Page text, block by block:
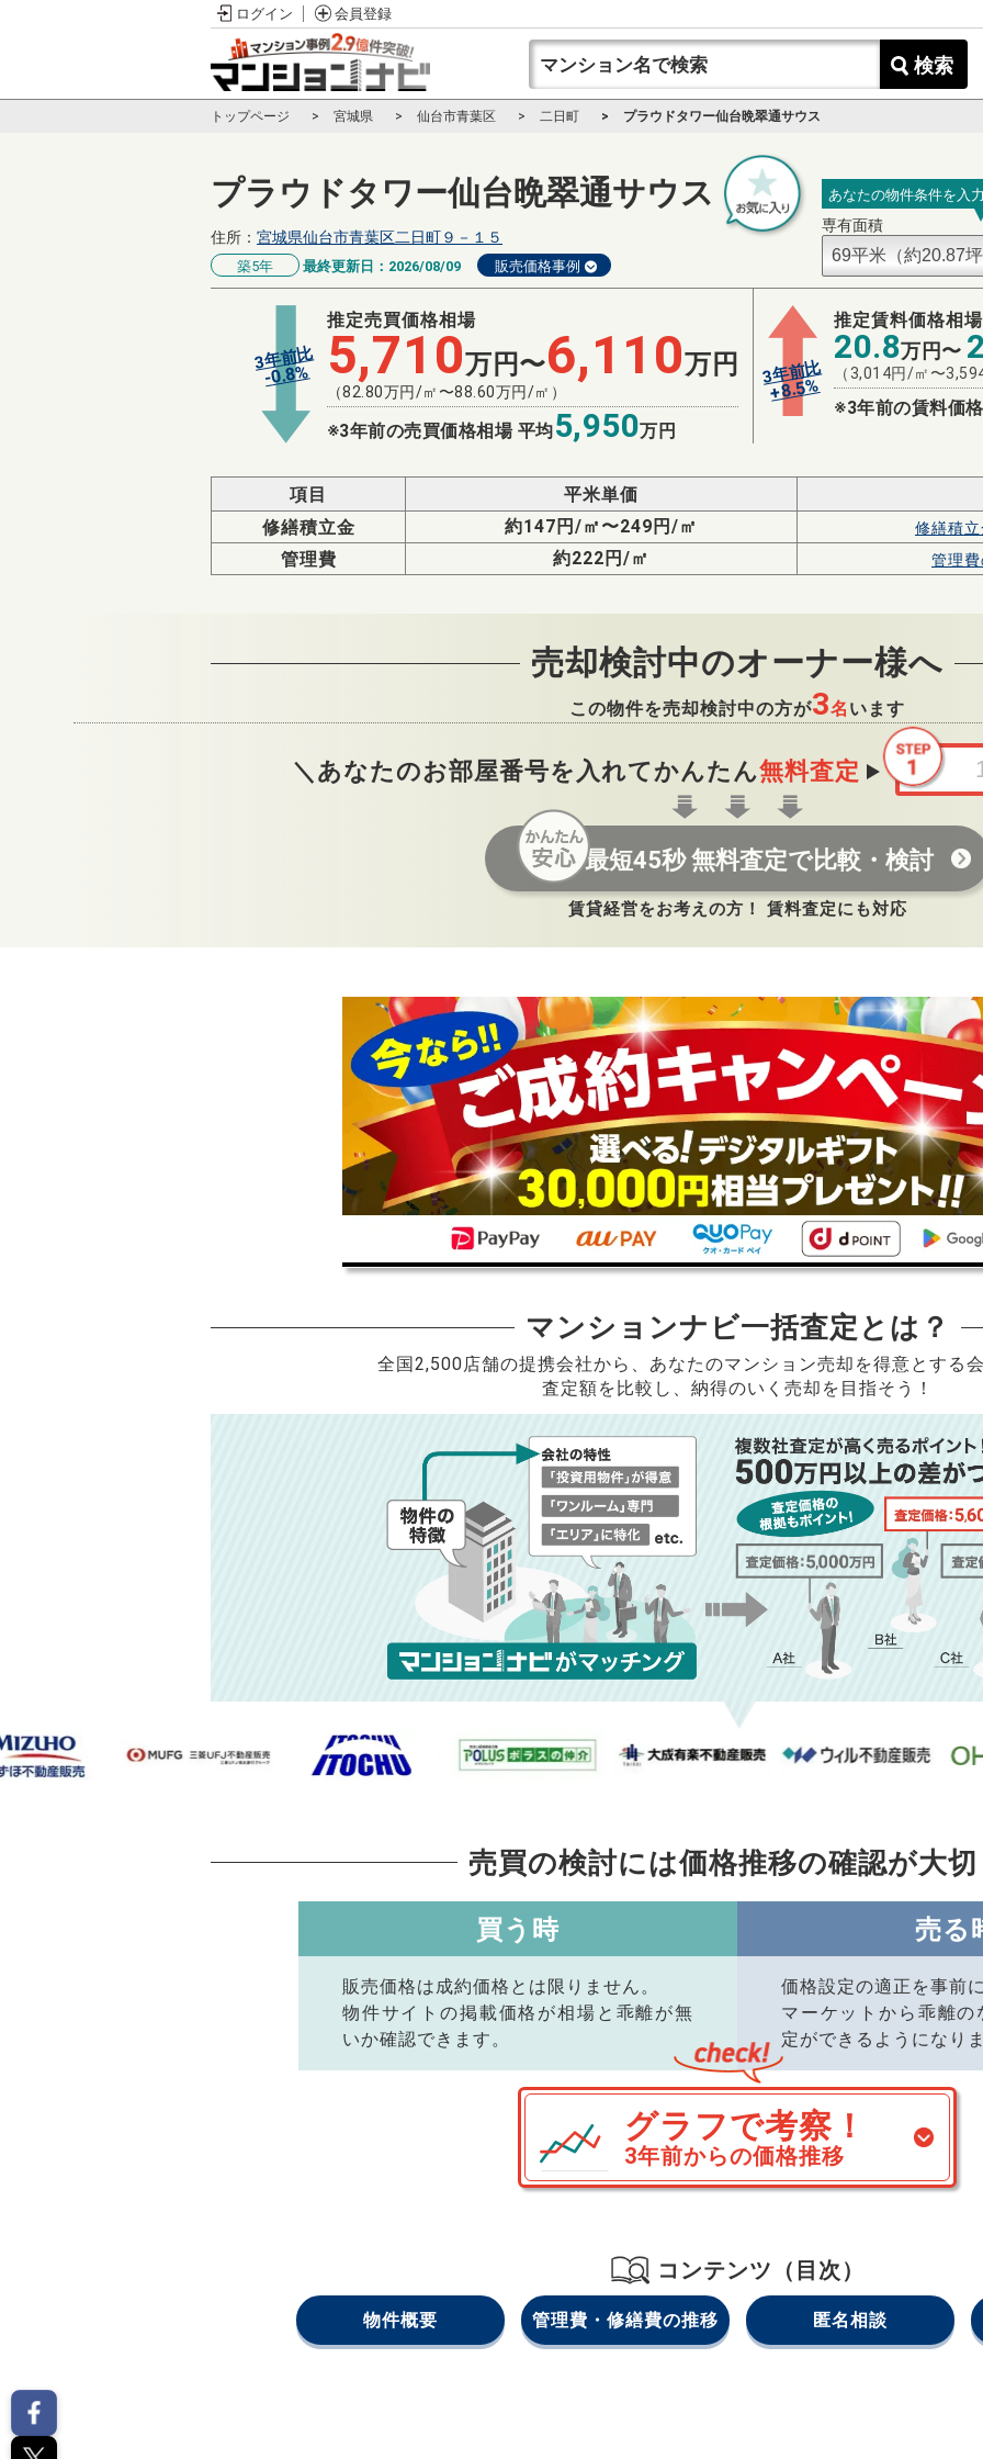
ログイン 会員登録
検索
トップページ 宮城県 仙台市青葉区 二日町 プラウドタワー仙台晩翠通サウス
プラウドタワー仙台晩翠通サウス
住所： 宮城県仙台市青葉区二日町９－１５
築5年 最終更新日： 2026/08/09 販売価格事例
あなたの物件条件を入
専有面積
3年前比
-0.8%
推定売買価格相場
5,710万円〜6,110万円
（82.80万円/㎡〜88.60万円/㎡）
※3年前の売買価格相場 平均5,950万円
3年前比
+8.5%
推定賃料価格相場
20.8万円〜
（ 3,014円/㎡〜
※3年前の賃料価
項目
平米単価
修繕積立金
約147円/㎡〜249円/㎡ 修繕積
管理費 約222円/㎡ 管理
売却検討中のオーナー様へ
この物件を売却検討中の方が3名 います
＼あなたのお部屋番号を入れてかんたん無料査定
最短45秒 無料査定で比較・検討
賃貸経営をお考えの方！ 賃料査定にも対応
マンションナビ一括査定とは？
全国2,500店舗の提携会社から、 あなたのマンション売却を得意とする
査定額を比較し、納得のいく売却を目指そう！
売買の検討には価格推移の確認が大
買う時
販売価格は成約価格とは限りません。
物件サイトの掲載価格が相場と乖離が無
いか確認できます。
売る
価格設定の適正を事前
マーケットから乖離
定ができるようになり
グラフで考察！
3年前からの価格推移
コンテンツ（目次）
物件概要 管理費・修繕費の推移 匿名相談